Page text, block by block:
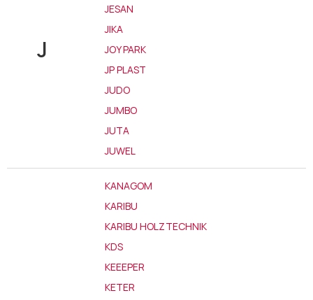
J
JESAN
JIKA
JOY PARK
JP PLAST
JUDO
JUMBO
JUTA
JUWEL
KANAGOM
KARIBU
KARIBU HOLZTECHNIK
KDS
KEEEPER
KETER